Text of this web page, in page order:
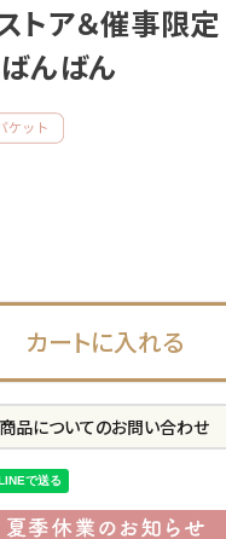
トア＆催事限
んばん
カートに入れる
商品についてのお問い合わせ